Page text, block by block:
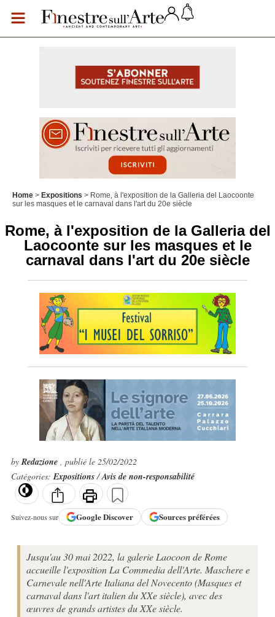
Home Expositions
Rome, à l'exposition de la Galleria del Laocoonte
sur les masques et le carnaval dans l'art du 20e siècle
Rome, à l'exposition de la Galleria del
Laocoonte sur les masques et le
carnaval dans l'art du 20e siècle
byRedazione , publié le 25/02/2022
Catégories:Expositions/Avis de non-responsabilité
Suivez-nous sur GoogleDiscover Sources préférées
Jusqu'au 30 mai 2022, la galerie Laocoon de Rome
accueille l'exposition La Commedia dell'Arte. Maschere e
Carnevale nell'Arte Italiana del Novecento (Masques et
carnaval dans l'art italien du XXe siècle), avec des
œuvres de grands artistes du XXe siècle.